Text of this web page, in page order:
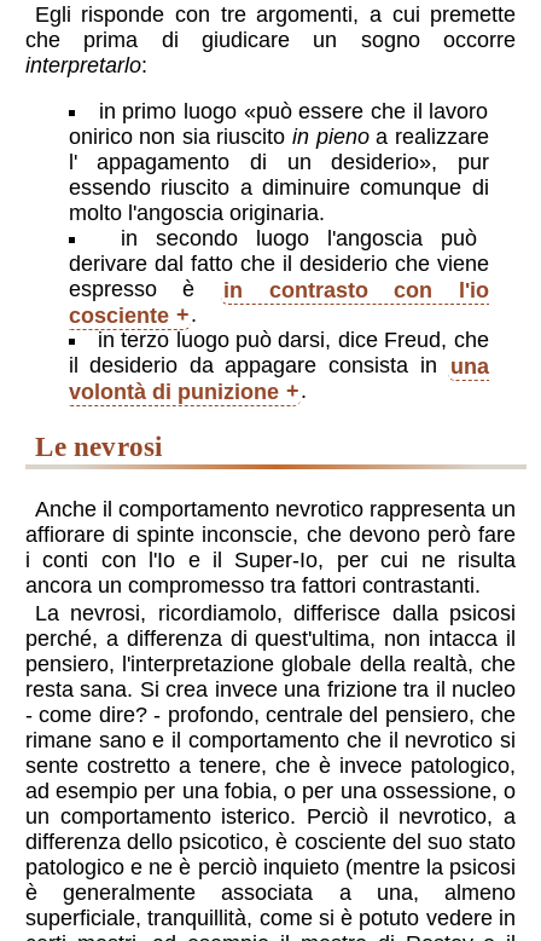
Egli risponde con tre argomenti, a cui premette
che prima di giudicare un sogno occorre
interpretarlo:
in primo luogo
può essere che il lavoro
onirico non sia riuscitoin pienoa realizzare
l' appagamento di un desiderio , pur
essendo riuscito a diminuire comunque di
molto l'angoscia originaria.
in secondo luogo l'angoscia può
derivare dal fatto che il desiderio che viene
espresso è
in contrasto con l'io
cosciente
.
in terzo luogo può darsi, dice Freud, che
il desiderio da appagare consista in
una
volontà di punizione
.
le nevrosi
Anche il comportamento nevrotico rappresenta un
affiorare di spinte inconscie, che devono però fare
i conti con l'Io e il Super-Io, per cui ne risulta
ancora un compromesso tra fattori contrastanti.
La nevrosi, ricordiamolo, differisce dalla psicosi
perché, a differenza di quest'ultima, non intacca il
pensiero, l'interpretazione globale della realtà, che
resta sana. Si crea invece una frizione tra il nucleo
- come dire? - profondo, centrale del pensiero, che
rimane sano e il comportamento che il nevrotico si
sente costretto a tenere, che è invece patologico,
ad esempio per una fobia, o per una ossessione, o
un comportamento isterico. Perciò il nevrotico, a
differenza dello psicotico, è cosciente del suo stato
patologico e ne è perciò inquieto (mentre la psicosi
è generalmente associata a una, almeno
superficiale, tranquillità, come si è potuto vedere in